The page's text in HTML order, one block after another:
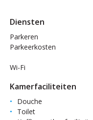
Diensten
Parkeren
Parkeerkosten
Wi-Fi
Kamerfaciliteiten
Douche
Toilet